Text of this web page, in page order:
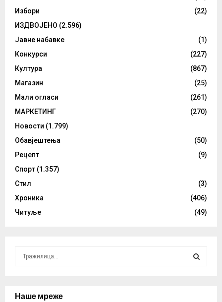
Избори
(22)
ИЗДВОЈЕНО (2.596)
Јавне набавке
(1)
Конкурси
(227)
Култура
(867)
Магазин
(25)
Мали огласи
(261)
МАРКЕТИНГ
(270)
Новости (1.799)
Обавјештења
(50)
Рецепт
(9)
Спорт (1.357)
Стил
(3)
Хроника
(406)
Читуље
(49)
cНаше мреже